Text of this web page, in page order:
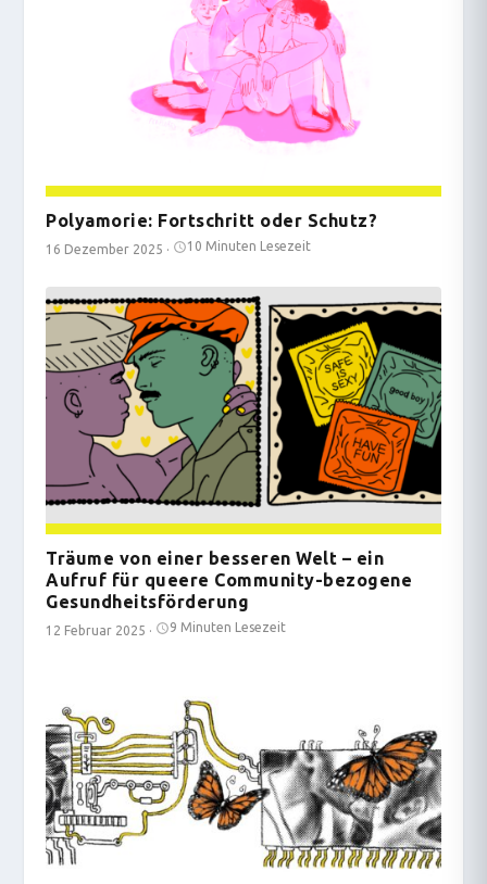
Polyamorie: Fortschritt oder Schutz?
16 Dezember 2025 · 10 Minuten Lesezeit
Träume von einer besseren Welt – ein
Aufruf für queere Community-bezogene
Gesundheitsförderung
12 Februar 2025 · 9 Minuten Lesezeit